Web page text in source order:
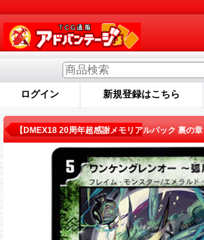
ログイン 新規登録はこちら
商品詳細
【DMEX18 20周年超感謝メモリアルパック 裏の